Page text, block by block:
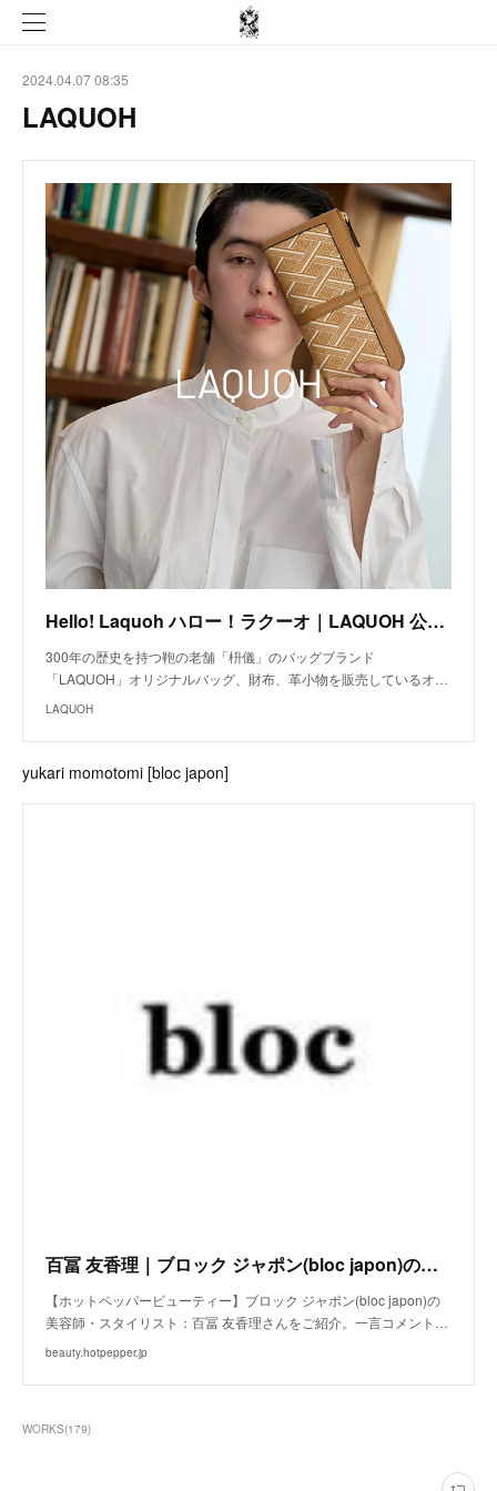
2024.04.07 08:35
LAQUOH
Hello! Laquoh ハロー！ラクーオ｜LAQUOH 公式サイト
300年の歴史を持つ鞄の老舗「枡儀」のバッグブランド
「LAQUOH」オリジナルバッグ、財布、革小物を販売しているオ…
LAQUOH
yukari momotomi [bloc japon]
百冨 友香理｜ブロック ジャポン(bloc japon)の美容師・スタイリスト｜ホットペッパービューティー
【ホットペッパービューティー】ブロック ジャポン(bloc japon)の
美容師・スタイリスト：百冨 友香理さんをご紹介。一言コメント…
beauty.hotpepper.jp
WORKS(179)